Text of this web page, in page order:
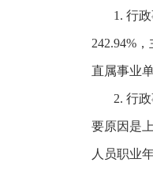
1. 行
242.94%
直属事业
2. 行
要原因是
人员职业